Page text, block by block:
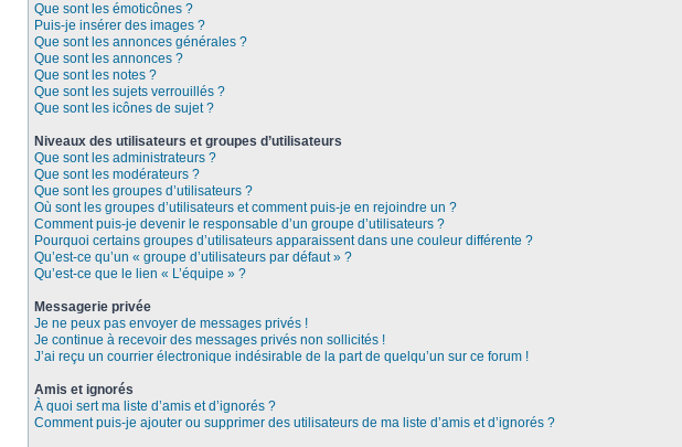
Que sont les émoticônes ?
Puis-je insérer des images ?
Que sont les annonces générales ?
Que sont les annonces ?
Que sont les notes ?
Que sont les sujets verrouillés ?
Que sont les icônes de sujet ?
Niveaux des utilisateurs et groupes d’utilisateurs
Que sont les administrateurs ?
Que sont les modérateurs ?
Que sont les groupes d’utilisateurs ?
Où sont les groupes d’utilisateurs et comment puis-je en rejoindre un ?
Comment puis-je devenir le responsable d’un groupe d’utilisateurs ?
Pourquoi certains groupes d’utilisateurs apparaissent dans une couleur différente ?
Qu’est-ce qu’un « groupe d’utilisateurs par défaut » ?
Qu’est-ce que le lien « L’équipe » ?
Messagerie privée
Je ne peux pas envoyer de messages privés !
Je continue à recevoir des messages privés non sollicités !
J’ai reçu un courrier électronique indésirable de la part de quelqu’un sur ce forum !
Amis et ignorés
À quoi sert ma liste d’amis et d’ignorés ?
Comment puis-je ajouter ou supprimer des utilisateurs de ma liste d’amis et d’ignorés ?